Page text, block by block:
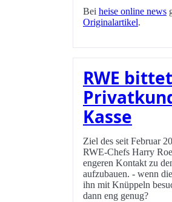
Bei heise online news
Originalartikel.
RWE bittet
Kasse
Ziel des seit Februar
RWE-Chefs Harry
engeren Kontakt zu
aufzubauen. - wenn
ihn mit Knüppeln
dann eng genug?